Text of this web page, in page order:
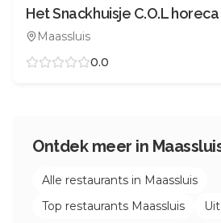
Het Snackhuisje C.O.L horeca
Maassluis
0.0
Ontdek meer in
Alle restaurants in Maassluis
Top restaurants Maassluis